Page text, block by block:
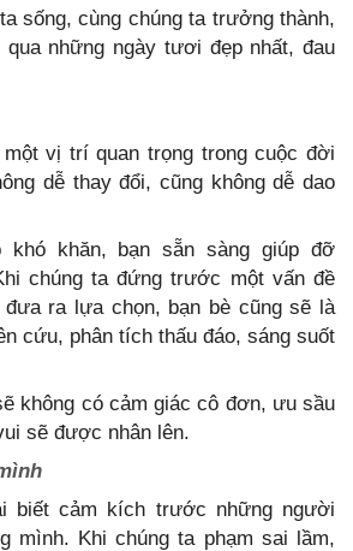
sống, cùng chúng ta trưởng thành,
những ngày tươi đẹp nhất, đau
vị trí quan trọng trong cuộc đời
dễ thay đổi, cũng không dễ dao
khó khăn, bạn sẵn sàng giúp đỡ
chúng ta đứng trước một vấn đề
đưa ra lựa chọn, bạn bè cũng sẽ là
cứu, phân tích thấu đáo, sáng suốt
không có cảm giác cô đơn, ưu sầu
sẽ được nhân lên.
biết cảm kích trước những người
mình. Khi chúng ta phạm sai lầm,